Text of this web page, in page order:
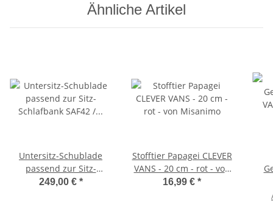
Ähnliche Artikel
Untersitz-Schublade
passend zur Sitz-
Schlafbank SAF42 /
249,00 € *
Stofftier Papagei CLEVER
VANS - 20 cm - rot - von
Misanimo
16,99 € *